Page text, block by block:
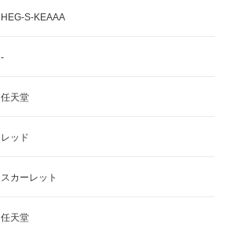
HEG-S-KEAAA
-
任天堂
レッド
スカーレット
任天堂